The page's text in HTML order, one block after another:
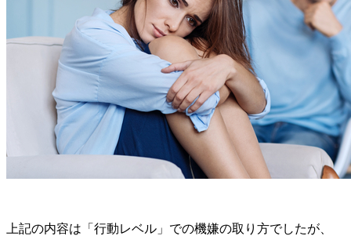
上記の内容は「行動レベル」での機嫌の取り方でしたが、